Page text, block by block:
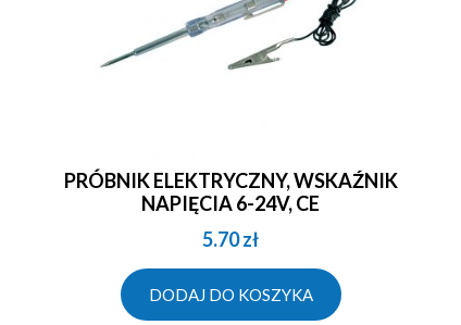
PRÓBNIK ELEKTRYCZNY, WSKAŹNIK
NAPIĘCIA 6-24V, CE
5.70zł
DODAJ DO KOSZYKA